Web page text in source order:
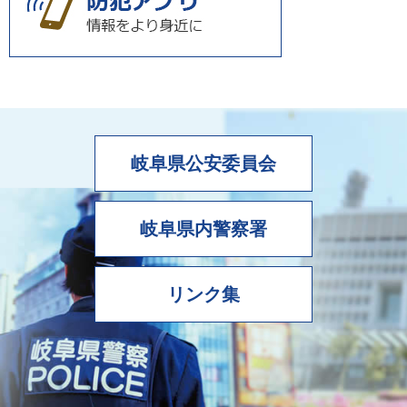
岐阜県公安委員会
岐阜県内警察署
リンク集